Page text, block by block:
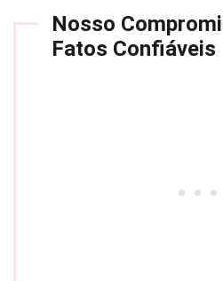
Nosso
Fatos Confiáveis